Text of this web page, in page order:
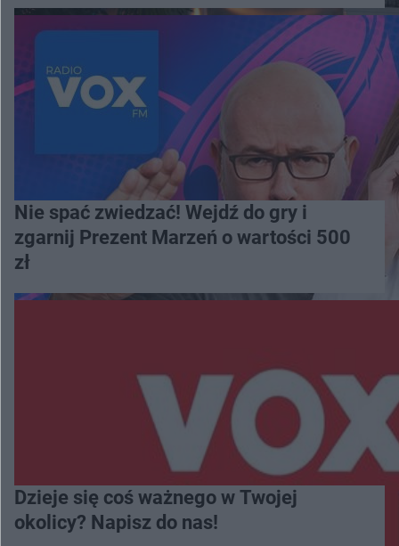
Nie spać zwiedzać! Wejdź do gry i
zgarnij Prezent Marzeń o wartości 500
zł
Dzieje się coś ważnego w Twojej
okolicy? Napisz do nas!